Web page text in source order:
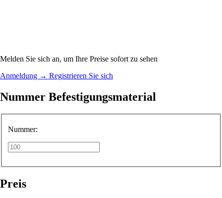
Melden Sie sich an, um Ihre Preise sofort zu sehen
Anmeldung → Registrieren Sie sich
Nummer Befestigungsmaterial
Nummer:
Preis